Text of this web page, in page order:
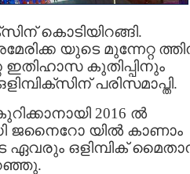
കൊടിയിറങ്ങി.
യുടെ മുന്നേറ്റ
കുതിപ്പിനും
പരിസമാപ്തി.
2016 ല്‍
ജനൈറോ യില്‍ കാണാം
ഏവരും ഒളിമ്പിക്